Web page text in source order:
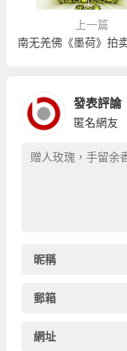
上一篇
發表評論
匿名網友
昵稱
郵箱
網址